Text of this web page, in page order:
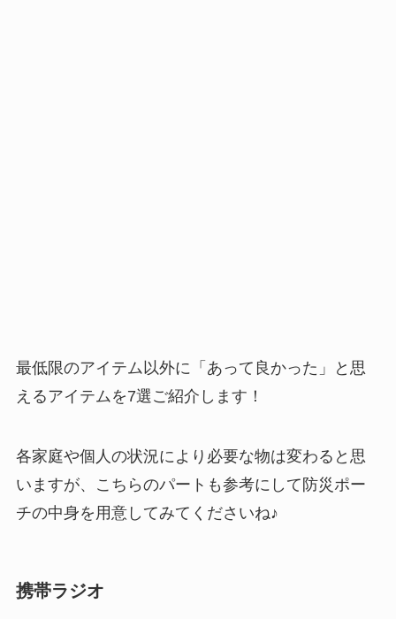
最低限のアイテム以外に「あって良かった」と思
えるアイテムを7選ご紹介します！
各家庭や個人の状況により必要な物は変わると思
いますが、こちらのパートも参考にして防災ポー
チの中身を用意してみてくださいね♪
携帯ラジオ